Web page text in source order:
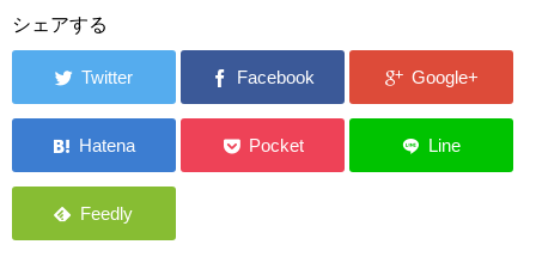
シェアする